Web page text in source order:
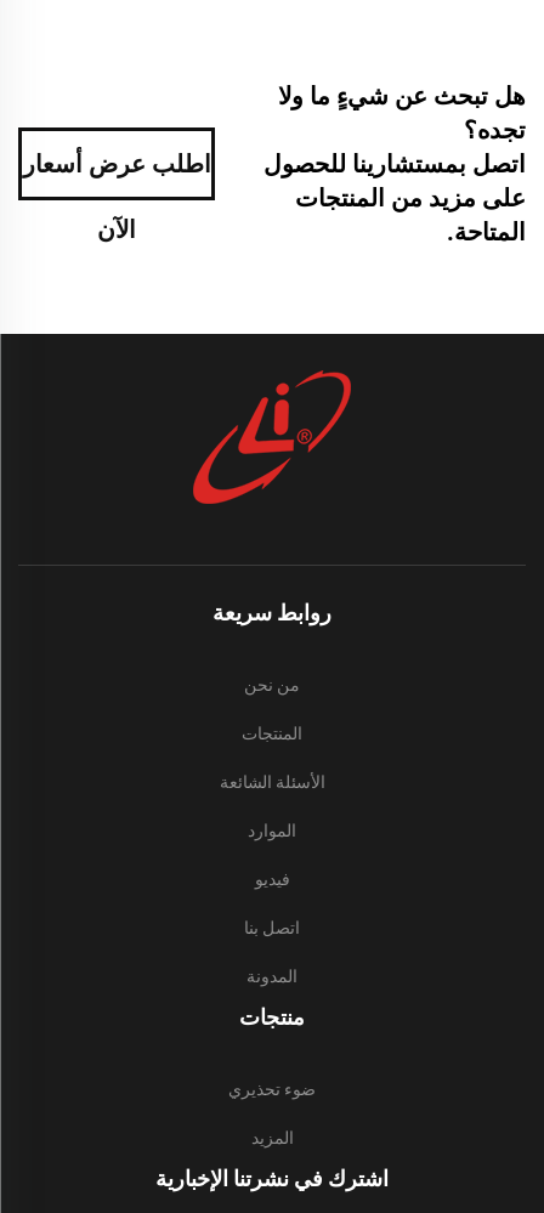
هل تبحث عن شيءٍ ما ولا
تجده؟
اتصل بمستشارينا للحصول
على مزيد من المنتجات
المتاحة.
اطلب عرض أسعار
الآن
روابط سريعة
من نحن
المنتجات
الأسئلة الشائعة
الموارد
فيديو
اتصل بنا
المدونة
منتجات
ضوء تحذيري
المزيد
اشترك في نشرتنا الإخبارية